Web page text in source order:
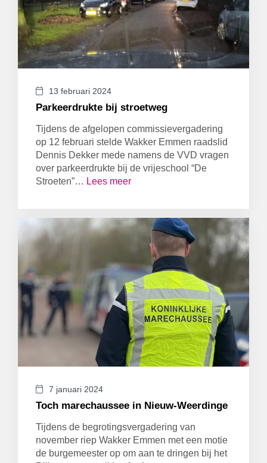
13 februari 2024
Parkeerdrukte bij stroetweg
Tijdens de afgelopen commissievergadering
op 12 februari stelde Wakker Emmen raadslid
Dennis Dekker mede namens de VVD vragen
over parkeerdrukte bij de vrijeschool “De
Stroeten”… Lees meer
7 januari 2024
Toch marechaussee in Nieuw-Weerdinge
Tijdens de begrotingsvergadering van
november riep Wakker Emmen met een motie
de burgemeester op om aan te dringen bij het